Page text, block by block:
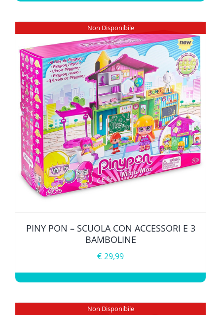
Non Disponibile
PINY PON – SCUOLA CON ACCESSORI E 3
BAMBOLINE
€ 29,99
Non Disponibile